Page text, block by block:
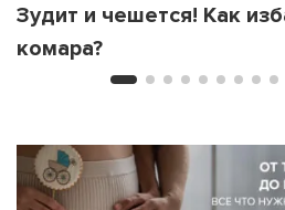
Зудит и чешется! Как
комара?